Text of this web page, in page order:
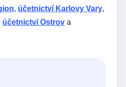
, účetnictví Karlovy Vary,
účetnictví Ostrova